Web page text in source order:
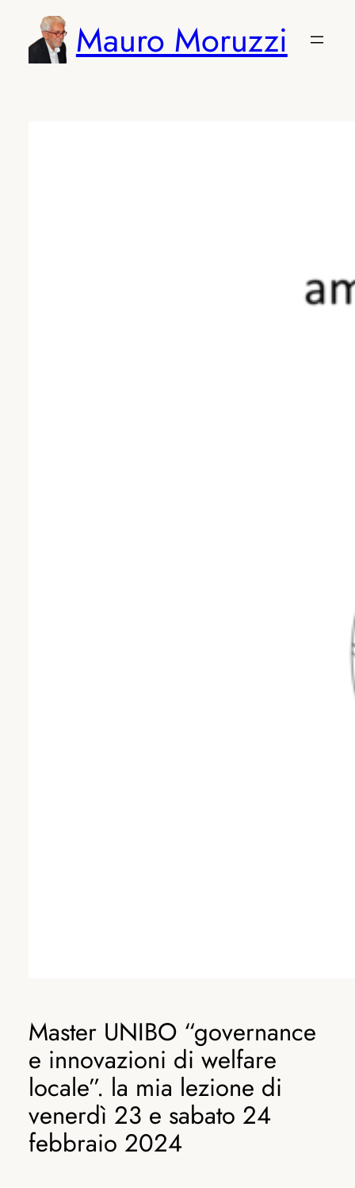
contenuto
Mauro Moruzzi
Master UNIBO “governance
e innovazioni di welfare
locale”. la mia lezione di
venerdì 23 e sabato 24
febbraio 2024